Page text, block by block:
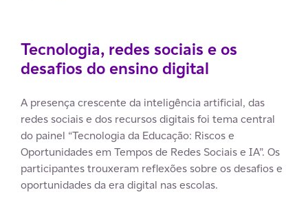
Tecnologia, redes sociais e os
desafios do ensino digital
A presença crescente da inteligência artificial, das
redes sociais e dos recursos digitais foi tema central
do painel “Tecnologia da Educação: Riscos e
Oportunidades em Tempos de Redes Sociais e IA”. Os
participantes trouxeram reflexões sobre os desafios e
oportunidades da era digital nas escolas.